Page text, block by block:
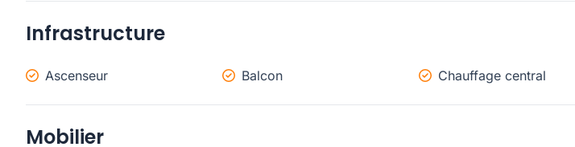
Infrastructure
Ascenseur Balcon Chauffage central
Mobilier